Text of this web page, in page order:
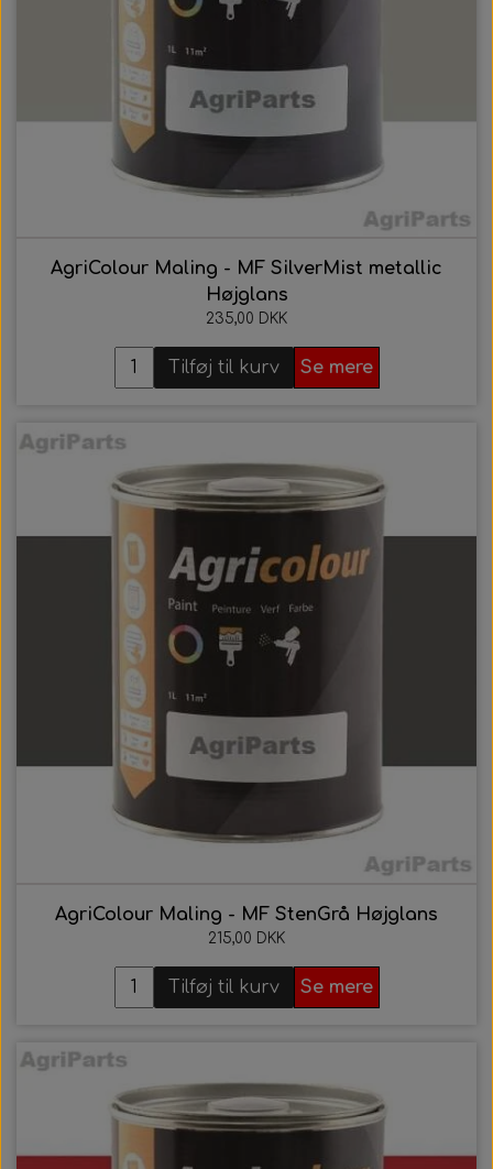
AgriColour Maling - MF SilverMist metallic
Højglans
235,00 DKK
Tilføj til kurv Se mere
AgriColour Maling - MF StenGrå Højglans
215,00 DKK
Tilføj til kurv Se mere